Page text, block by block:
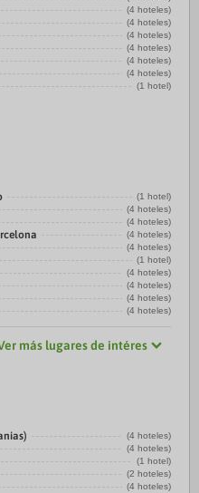
(4 hoteles)
(4 hoteles)
(4 hoteles)
(4 hoteles)
(4 hoteles)
(4 hoteles)
(1 hotel)
(1 hotel)
(4 hoteles)
(4 hoteles)
(4 hoteles)
(4 hoteles)
(1 hotel)
(4 hoteles)
(4 hoteles)
(4 hoteles)
(4 hoteles)
más lugares de intéres
(4 hoteles)
(4 hoteles)
(1 hotel)
(2 hoteles)
(4 hoteles)